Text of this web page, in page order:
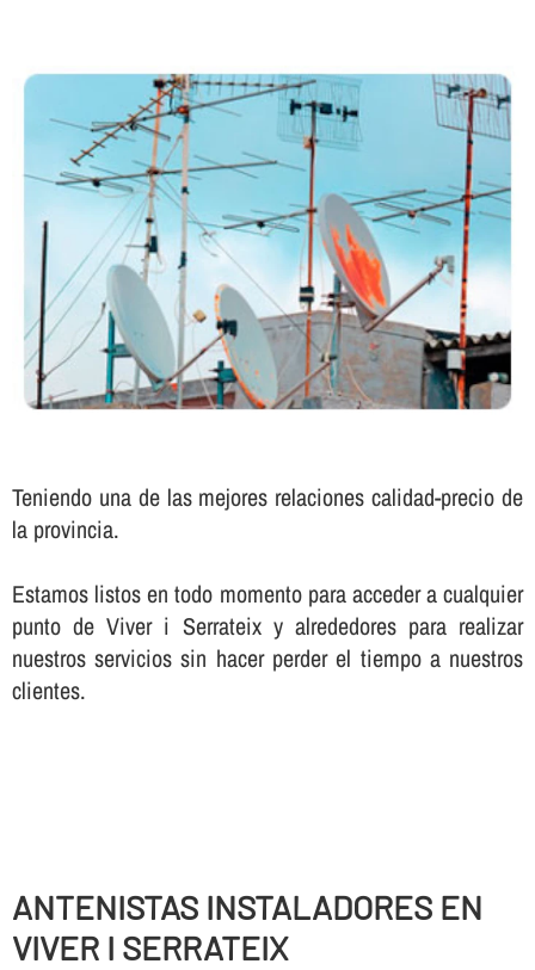
Teniendo una de las mejores relaciones calidad-precio de
la provincia.
Estamos listos en todo momento para acceder a cualquier
punto de Viver i Serrateix y alrededores para realizar
nuestros servicios sin hacer perder el tiempo a nuestros
clientes.
ANTENISTAS INSTALADORES EN
VIVER I SERRATEIX